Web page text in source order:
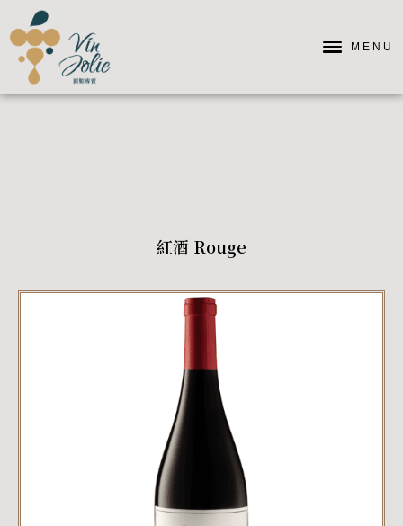
MENU
紅酒 Rouge